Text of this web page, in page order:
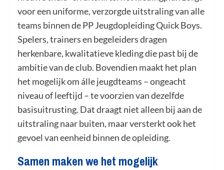
voor een uniforme, verzorgde uitstraling van alle
teams binnen de PP Jeugdopleiding Quick Boys.
Spelers, trainers en begeleiders dragen
herkenbare, kwalitatieve kleding die past bij de
ambitie van de club. Bovendien maakt het plan
het mogelijk om álle jeugdteams – ongeacht
niveau of leeftijd – te voorzien van dezelfde
basisuitrusting. Dat draagt niet alleen bij aan de
uitstraling naar buiten, maar versterkt ook het
gevoel van eenheid binnen de opleiding.
Samen maken we het mogelijk